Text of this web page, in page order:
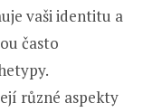
vaši identitu a
často
různé aspekty